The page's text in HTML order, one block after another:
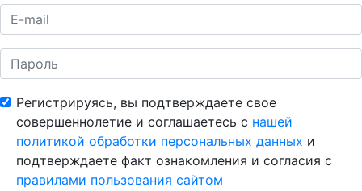
Регистрируясь, вы подтверждаете свое
совершеннолетие и соглашаетесь с нашей
политикой обработки персональных данных и
подтверждаете факт ознакомления и согласия с
правилами пользования сайтом